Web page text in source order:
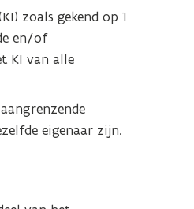
zoals gekend op 1
en/of
KI van alle
eigenaar zijn.